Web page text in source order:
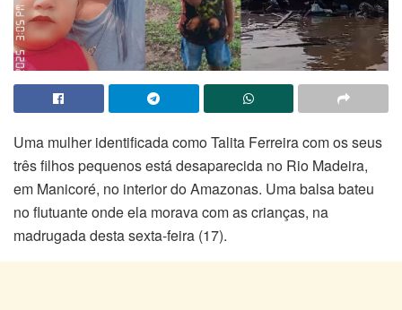
Uma mulher identificada como Talita Ferreira com os seus
três filhos pequenos está desaparecida no Rio Madeira,
em Manicoré, no interior do Amazonas. Uma balsa bateu
no flutuante onde ela morava com as crianças, na
madrugada desta sexta-feira (17).